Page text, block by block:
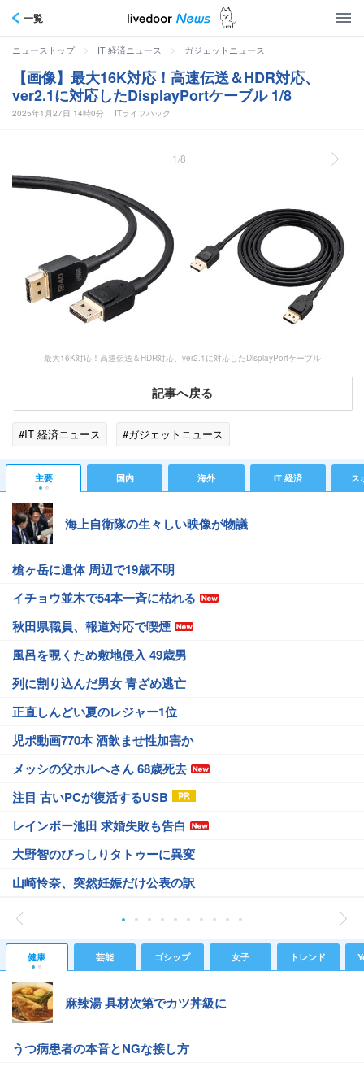
一覧
ニューストップ > IT 経済ニュース > ガジェットニュース
【画像】最大16K対応！高速伝送＆HDR対応、
ver2.1に対応したDisplayPortケーブル 1/8
2025年1月27日 14時0分 ITライフハック
1/8
最大16K対応！高速伝送＆HDR対応、ver2.1に対応したDisplayPortケーブル
記事へ戻る
#IT 経済ニュース #ガジェットニュース
主要 国内 海外 IT 経済 ス
海上自衛隊の生々しい映像が物議
槍ヶ岳に遺体 周辺で19歳不明
イチョウ並木で54本一斉に枯れる
秋田県職員、報道対応で喫煙
風呂を覗くため敷地侵入 49歳男
列に割り込んだ男女 青ざめ逃亡
正直しんどい夏のレジャー1位
児ポ動画770本 酒飲ませ性加害か
メッシの父ホルヘさん 68歳死去
注目 古いPCが復活するUSB
レインボー池田 求婚失敗も告白
大野智のびっしりタトゥーに異変
山崎怜奈、突然妊娠だけ公表の訳
健康 芸能 ゴシップ 女子 トレンド
麻辣湯 具材次第でカツ丼級に
うつ病患者の本音とNGな接し方